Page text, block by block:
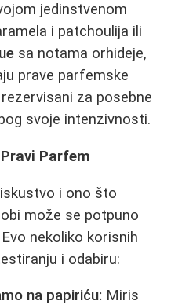
jedinstvenom
i patchoulija ili
sa notama orhideje,
prave parfemske
za posebne
svoje intenzivnosti.
Parfem
i ono što
može se potpuno
nekoliko korisnih
i odabiru:
na papiriću: Miris